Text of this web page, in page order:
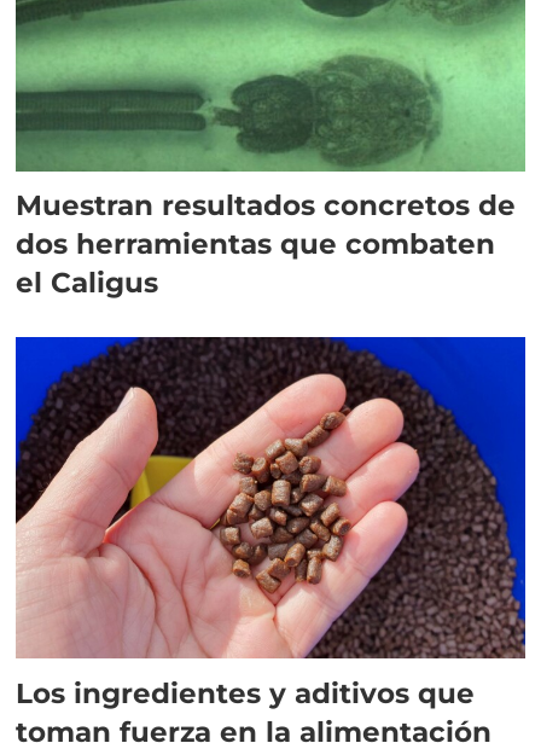
Muestran resultados concretos de
dos herramientas que combaten
el Caligus
Los ingredientes y aditivos que
toman fuerza en la alimentación